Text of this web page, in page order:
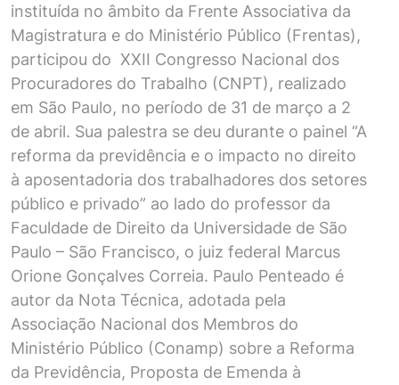
instituída no âmbito da Frente Associativa da
Magistratura e do Ministério Público (Frentas),
participou do XXII Congresso Nacional dos
Procuradores do Trabalho (CNPT), realizado
em São Paulo, no período de 31 de março a 2
de abril. Sua palestra se deu durante o painel “A
reforma da previdência e o impacto no direito
à aposentadoria dos trabalhadores dos setores
público e privado” ao lado do professor da
Faculdade de Direito da Universidade de São
Paulo – São Francisco, o juiz federal Marcus
Orione Gonçalves Correia. Paulo Penteado é
autor da Nota Técnica, adotada pela
Associação Nacional dos Membros do
Ministério Público (Conamp) sobre a Reforma
da Previdência, Proposta de Emenda à